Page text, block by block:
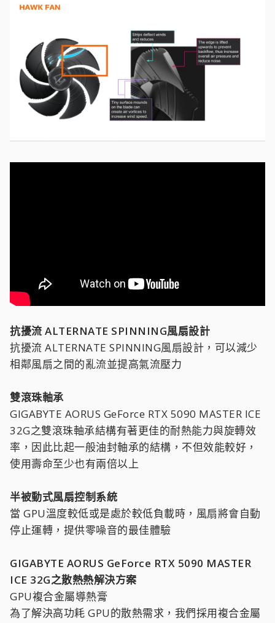
抗擾流 ALTERNATE SPINNING風扇設計
抗擾流 ALTERNATE SPINNING風扇設計，可以減少
相鄰風扇之間的亂流並提高氣流壓力
雙滾珠軸承
GIGABYTE AORUS GeForce RTX 5090 MASTER ICE
32G之雙滾珠軸承結構有著更佳的耐熱能力與旋轉效
率，因此比起一般油封軸承的結構，不但效能較好，
使用壽命至少也有兩倍以上
半被動式風扇控制系統
當 GPU溫度較低或是處於較低負載時，風扇將會自動
停止運轉，提供零噪音的最佳體驗
GIGABYTE AORUS GeForce RTX 5090 MASTER
ICE 32G之散熱熱解決方案
GPU複合金屬導熱膏
為了解決高功耗 GPU的散熱需求，我們採用複合金屬